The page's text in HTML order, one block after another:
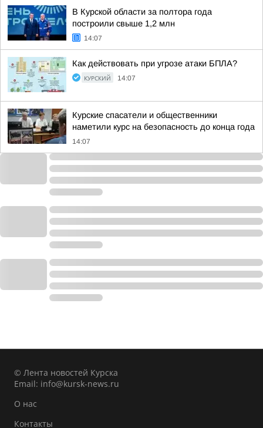
В Курской области за полтора года
построили свыше 1,2 млн
14:07
Как действовать при угрозе атаки БПЛА?
КУРСКИЙ 14:07
Курские спасатели и общественники
наметили курс на безопасность до конца года
14:07
© Лента новостей Курска
Email: info@kursk-news.ru
О нас
Контакты